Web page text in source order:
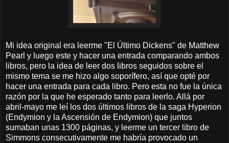
Mi idea original era leerme "El Último Dickens" de Matthew
Pearl y luego este y hacer una entrada comparando ambos
libros, pero la idea de leer dos libros seguidos sobre el
mismo tema se me hizo algo soporífero, así que opté por
hacer una entrada para cada libro. Pero esta no fue la única
razón por la que he esperado tanto para leerlo. Allá por
abril-mayo me leí los dos últimos libros de la saga Hyperion
(Endymion y la Ascensión de Endymion) que juntos
sumaban unas 1300 páginas, y leerme un tercer libro de
Simmons consecutivamente me habría provocado un